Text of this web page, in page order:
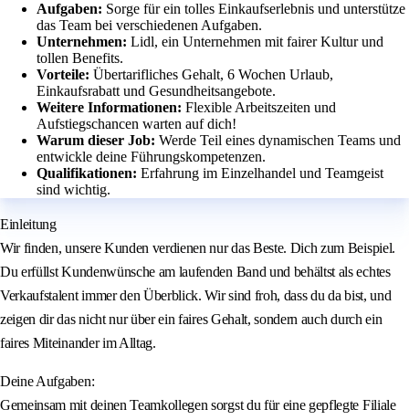
Aufgaben: Sorge für ein tolles Einkaufserlebnis und unterstütze
das Team bei verschiedenen Aufgaben.
Unternehmen: Lidl, ein Unternehmen mit fairer Kultur und
tollen Benefits.
Vorteile: Übertarifliches Gehalt, 6 Wochen Urlaub,
Einkaufsrabatt und Gesundheitsangebote.
Weitere Informationen: Flexible Arbeitszeiten und
Aufstiegschancen warten auf dich!
Warum dieser Job: Werde Teil eines dynamischen Teams und
entwickle deine Führungskompetenzen.
Qualifikationen: Erfahrung im Einzelhandel und Teamgeist
sind wichtig.
Einleitung
Wir finden, unsere Kunden verdienen nur das Beste. Dich zum Beispiel.
Du erfüllst Kundenwünsche am laufenden Band und behältst als echtes
Verkaufstalent immer den Überblick. Wir sind froh, dass du da bist, und
zeigen dir das nicht nur über ein faires Gehalt, sondern auch durch ein
faires Miteinander im Alltag.
Deine Aufgaben:
Gemeinsam mit deinen Teamkollegen sorgst du für eine gepflegte Filiale